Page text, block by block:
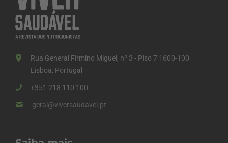
Rua General Firmino Miguel, nº 3 - Piso 7 1600-100
Lisboa, Portugal
+351 218 110 100
geral@viversaudavel.pt